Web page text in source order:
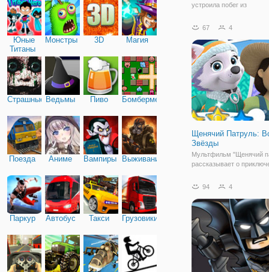
Юные
Титаны
Монстры 3D Магия
Страшные Ведьмы Пиво Бомбермен
Поезда Аниме Вампиры Выживание
Паркур Автобус Такси Грузовики
устроила побег из
онлайн игре "Злая
вас ждет еще больше
и интересных заданий.
67 4
Щенячий Патруль:
Звёзды
Мультфильм "Щенячий
рассказывает о
шестерых щенков.
Крепыш, Зума, Скай.
Сообразительный и
мальчик Зик Райдер
отряд
94 4